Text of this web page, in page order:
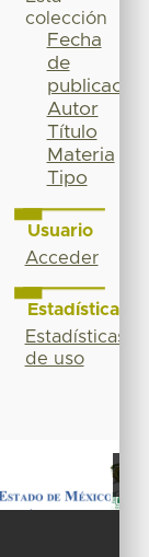
colección
Fecha
de
publicación
Autor
Título
Materia
Tipo
Usuario
Acceder
Estadísticas
Estadísticas
de uso